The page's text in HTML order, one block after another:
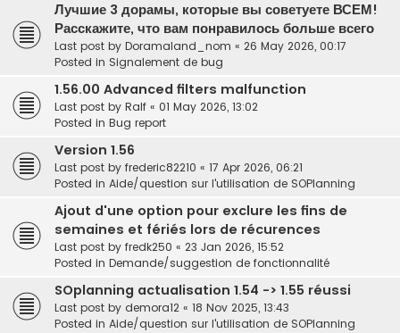
Лучшие 3 дорамы, которые вы советуете ВСЕМ!
Расскажите, что вам понравилось больше всего
Last post by Doramaland_nom « 26 May 2026, 00:17
Posted in Signalement de bug
1.56.00 Advanced filters malfunction
Last post by Ralf « 01 May 2026, 13:02
Posted in Bug report
Version 1.56
Last post by frederic82210 « 17 Apr 2026, 06:21
Posted in Aide/question sur l'utilisation de SOPlanning
Ajout d'une option pour exclure les fins de
semaines et fériés lors de récurences
Last post by fredk250 « 23 Jan 2026, 15:52
Posted in Demande/suggestion de fonctionnalité
SOplanning actualisation 1.54 -> 1.55 réussi
Last post by demora12 « 18 Nov 2025, 13:43
Posted in Aide/question sur l'utilisation de SOPlanning